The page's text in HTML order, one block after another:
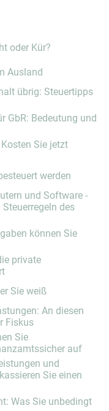
oder Kür?
Ausland
übrig: Steuertipps
GbR: Bedeutung und
Sie jetzt
werden
und Software -
des
können Sie
private
Sie weiß
An diesen
Fiskus
Sie
auf
und
Sie einen
Was Sie unbedingt